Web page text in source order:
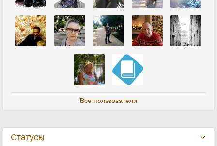
Все пользователи
Статусы